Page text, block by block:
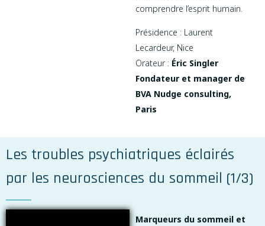
comprendre l’esprit humain.
Présidence : Laurent
Lecardeur, Nice
Orateur : Éric Singler
Fondateur et manager de
BVA Nudge consulting,
Paris
Les troubles psychiatriques éclairés
par les neurosciences du sommeil (1/3)
Marqueurs du sommeil et